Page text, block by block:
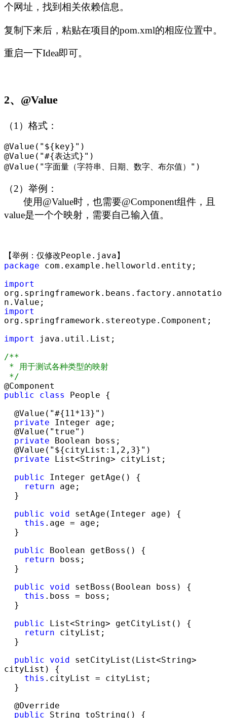
个网址，找到相关依赖信息。
复制下来后，粘贴在项目的pom.xml的相应位置中。
重启一下Idea即可。
2、@Value
（1）格式：
@Value("${key}" )
@Value( "#{表达式}" )
@Value( "字面量（字符串、日期、数字、布尔值）")
（2）举例：
使用@Value时，也需要@Component组件，且
value是一个个映射，需要自己输入值。
package com.example.helloworld.entity;
import
org.springframework.beans.factory.annotatio
import
org.springframework.stereotype.Component;
import
java.util.List;
/**
*/
public
class
People {
  @Value(
"#{11*13}" )
private Integer age;
  @Value(
"true" )
private Boolean boss;
  @Value(
"${cityList:1,2,3}" )
private List<String> cityList;
public Integer getAge() {
return age;
public
void
setAge(Integer age) {
this .age = age;
public Boolean getBoss() {
return boss;
public
void
setBoss(Boolean boss) {
this .boss = boss;
public List<String> getCityList() {
return cityList;
public
void
setCityList(List<String>
cityList) {
this .cityList = cityList;
public String toString() {